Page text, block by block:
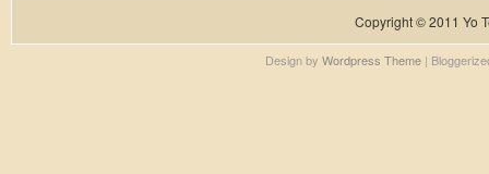
Copyright © 2011 Yo
Design by Wordpress Theme|